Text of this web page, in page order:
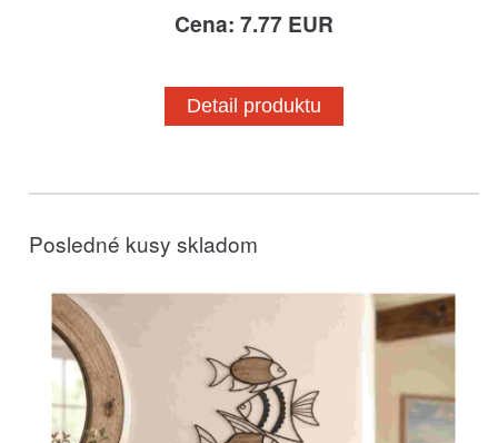
Cena: 7.77 EUR
Detail produktu
Posledné kusy skladom